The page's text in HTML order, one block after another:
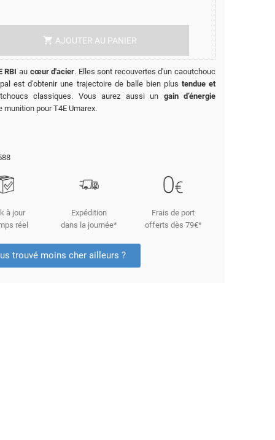
shopping_cart AJOUTER AU PANIER
RBI au cœur d'acier. Elles sont recouvertes d'un caoutchouc
est d'obtenir une trajectoire de balle bien plus tendue et
classiques. Vous aurez aussi un gain d’énergie
munition pour T4E Umarex.
à jour
réel
Expédition
dans la journée*
Frais de port
offerts dès 79€*
trouvé moins cher ailleurs ?